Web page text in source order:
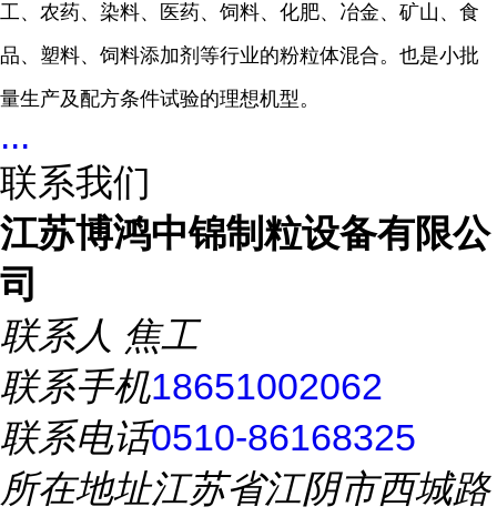
工、农药、染料、医药、饲料、化肥、冶金、矿山、食
品、塑料、饲料添加剂等行业的粉粒体混合。也是小批
量生产及配方条件试验的理想机型。
...
联系我们
江苏博鸿中锦制粒设备有限公
司
联系人 焦工
联系手机18651002062
联系电话0510-86168325
所在地址江苏省江阴市西城路